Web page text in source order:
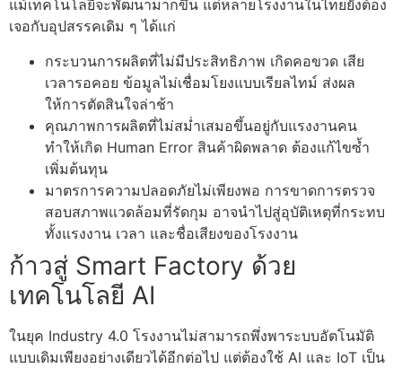
แม้เทคโนโลยีจะพัฒนามากขึ้น แต่หลายโรงงานในไทยยังต้อง
เจอกับอุปสรรคเดิม ๆ ได้แก่
กระบวนการผลิตที่ไม่มีประสิทธิภาพ เกิดคอขวด เสีย
เวลารอคอย ข้อมูลไม่เชื่อมโยงแบบเรียลไทม์ ส่งผล
ให้การตัดสินใจล่าช้า
คุณภาพการผลิตที่ไม่สม่ำเสมอขึ้นอยู่กับแรงงานคน
ทำให้เกิด Human Error สินค้าผิดพลาด ต้องแก้ไขซ้ำ
เพิ่มต้นทุน
มาตรการความปลอดภัยไม่เพียงพอ การขาดการตรวจ
สอบสภาพแวดล้อมที่รัดกุม อาจนำไปสู่อุบัติเหตุที่กระทบ
ทั้งแรงงาน เวลา และชื่อเสียงของโรงงาน
ก้าวสู่ Smart Factory ด้วย
เทคโนโลยี AI
ในยุค Industry 4.0 โรงงานไม่สามารถพึ่งพาระบบอัตโนมัติ
แบบเดิมเพียงอย่างเดียวได้อีกต่อไป แต่ต้องใช้ AI และ IoT เป็น